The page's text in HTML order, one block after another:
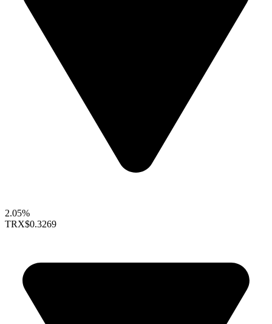
2.05%
TRX$0.3269